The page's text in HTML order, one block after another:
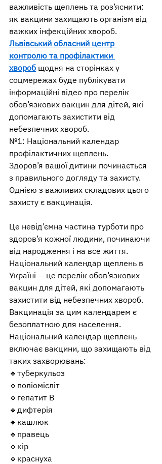
важливість щеплень та роз’яснити:
як вакцини захищають організм від
важких інфекційних хвороб.
Львівський обласний центр
контролю та профілактики
хвороб щодня на сторінках у
соцмережах буде публікувати
інформаційні відео про перелік
обов’язкових вакцин для дітей, які
допомагають захистити від
небезпечних хвороб.
№1: Національний календар
профілактичних щеплень.
Здоров’я вашої дитини починається
з правильного догляду та захисту.
Однією з важливих складових цього
захисту є вакцинація.
Це невід’ємна частина турботи про
здоров’я кожної людини, починаючи
від народження і на все життя.
Національний календар щеплень в
Україні — це перелік обов’язкових
вакцин для дітей, які допомагають
захистити від небезпечних хвороб.
Вакцинація за цим календарем є
безоплатною для населення.
Національний календар щеплень
включає вакцини, що захищають від
таких захворювань:
🔹туберкульоз
🔹поліомієліт
🔹гепатит B
🔹дифтерія
🔹кашлюк
🔹правець
🔹кір
🔹краснуха